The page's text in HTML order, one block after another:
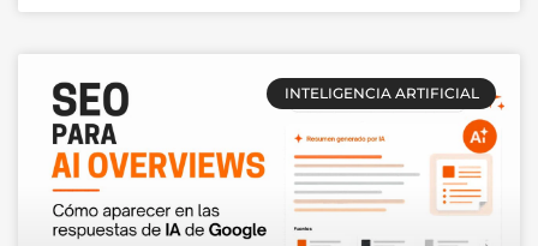
INTELIGENCIA ARTIFICIAL